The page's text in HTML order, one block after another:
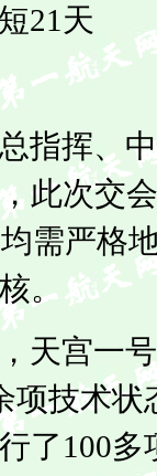
21天
挥、中
此次交
需严格
。
宫一号
项技术
了100多